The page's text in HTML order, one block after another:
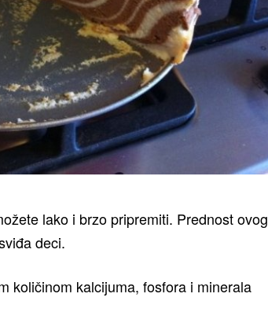
lako i brzo pripremiti. Prednost ovog
deci.
količinom kalcijuma, fosfora i minerala